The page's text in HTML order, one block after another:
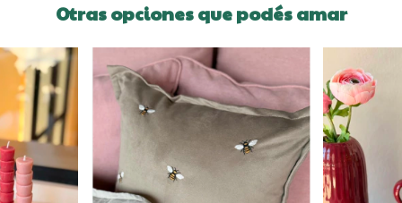
Otras opciones que podés amar